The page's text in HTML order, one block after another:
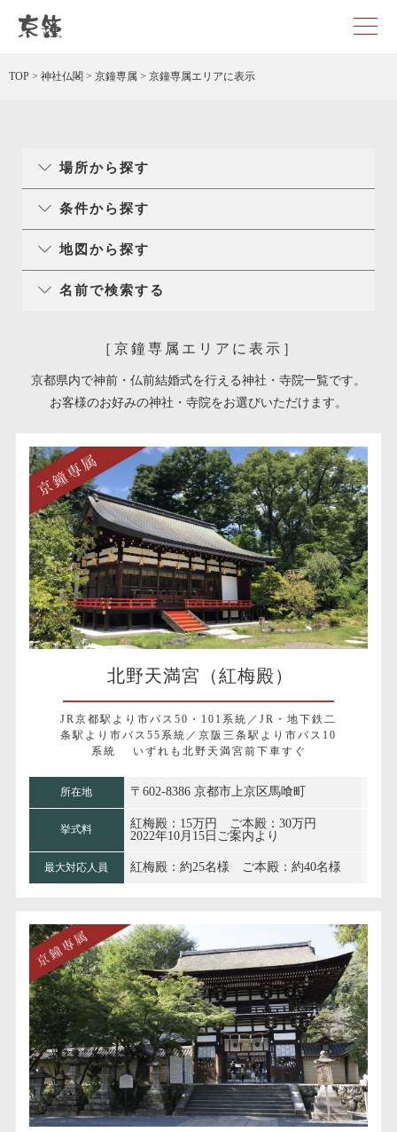
TOP > 神社仏閣 > 京鐘専属 > 京鐘専属エリアに表示
場所から探す
条件から探す
地図から探す
名前で検索する
［京鐘専属エリアに表示］
京都県内で神前・仏前結婚式を行える神社・寺院一覧です。
お客様のお好みの神社・寺院をお選びいただけます。
北野天満宮（紅梅殿）
JR京都駅より市バス50・101系統／JR・地下鉄二
条駅より市バス55系統／京阪三条駅より市バス10
系統 いずれも北野天満宮前下車すぐ
所在地 〒602-8386 京都市上京区馬喰町
挙式料
紅梅殿：15万円 ご本殿：30万円
2022年10月15日ご案内より
最大対応人員 紅梅殿：約25名様 ご本殿：約40名様